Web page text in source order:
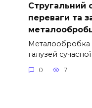
Стругальний
переваги та
Металообробка
галузей сучасної
0 7